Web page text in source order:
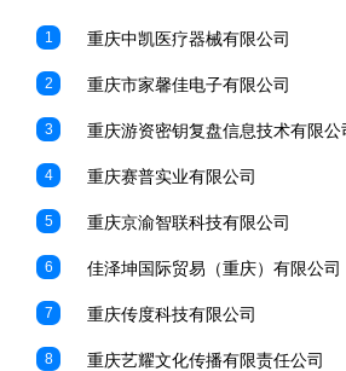
1 重庆中凯医疗器械有限公司
2 重庆市家馨佳电子有限公司
3 重庆游资密钥复盘信息技术有限公
4 重庆赛普实业有限公司
5 重庆京渝智联科技有限公司
6 佳泽坤国际贸易（重庆）有限公司
7 重庆传度科技有限公司
8 重庆艺耀文化传播有限责任公司